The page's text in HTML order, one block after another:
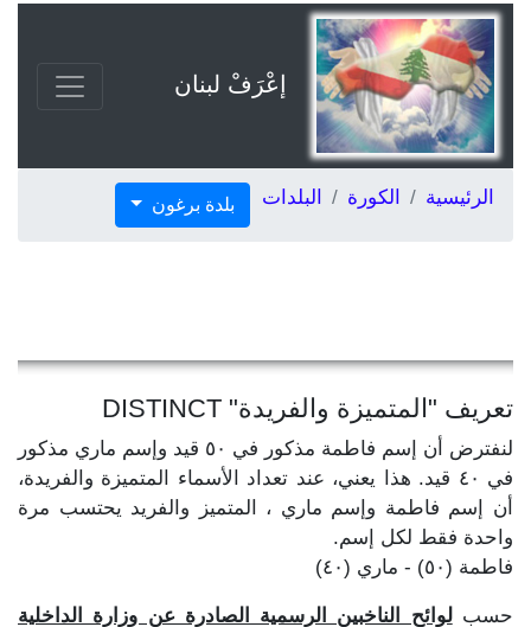
إعْرَفْ لبنان
الرئيسية الكورة البلدات بلدة برغون
تعريف "المتميزة والفريدة" DISTINCT
لنفترض أن إسم فاطمة مذكور في ٥٠ قيد وإسم ماري مذكور
في ٤٠ قيد. هذا يعني، عند تعداد الأسماء المتميزة والفريدة،
أن إسم فاطمة وإسم ماري ، المتميز والفريد يحتسب مرة
واحدة فقط لكل إسم.
فاطمة (٥٠) - ماري (٤٠)
حسبلوائح الناخبين الرسمية الصادرة عن وزارة الداخلية